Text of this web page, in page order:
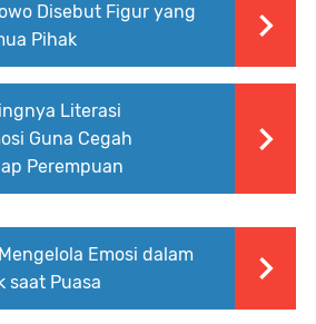
Disebut Figur yang
Pihak
Literasi
Guna Cegah
Perempuan
Emosi dalam
saat Puasa